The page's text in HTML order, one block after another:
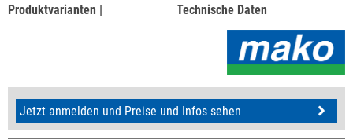
Produktvarianten |
Technische Daten
Jetzt anmelden und Preise und Infos sehen